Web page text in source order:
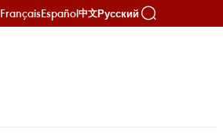
FrançaisEspañol中文Русский